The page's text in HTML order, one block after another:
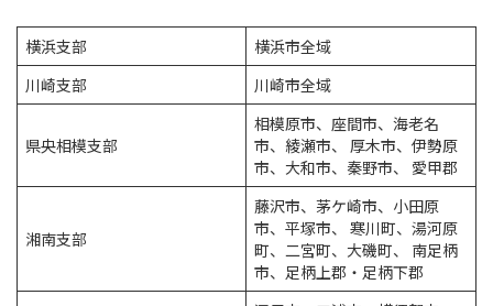
横浜支部
横浜市全域
川崎支部
川崎市全域
県央相模支部
相模原市、座間市、海老名
市、綾瀬市、 厚木市、伊勢原
市、大和市、秦野市、 愛甲郡
湘南支部
藤沢市、茅ケ崎市、小田原
市、平塚市、 寒川町、湯河原
町、二宮町、大磯町、 南足柄
市、足柄上郡・足柄下郡